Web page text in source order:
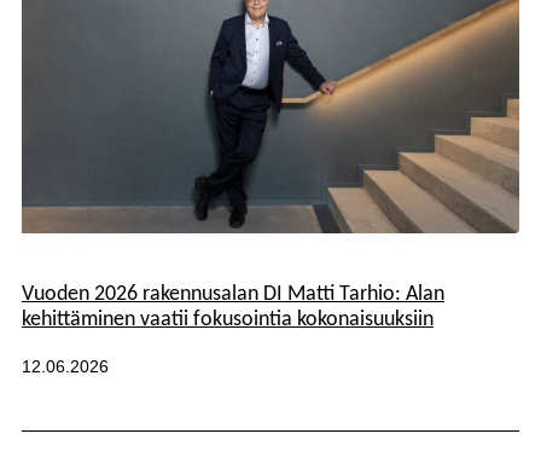
Vuoden 2026 rakennusalan DI Matti Tarhio: Alan
kehittäminen vaatii fokusointia kokonaisuuksiin
Julkaistu:
12.06.2026